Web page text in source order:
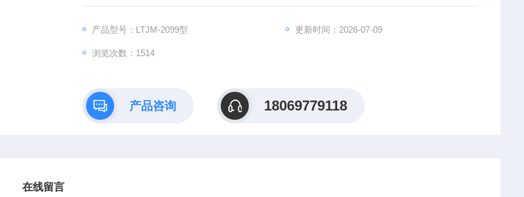
产品型号：LTJM-2099型 更新时间：2026-07-09
浏览次数：1514
产品咨询 18069779118
在线留言